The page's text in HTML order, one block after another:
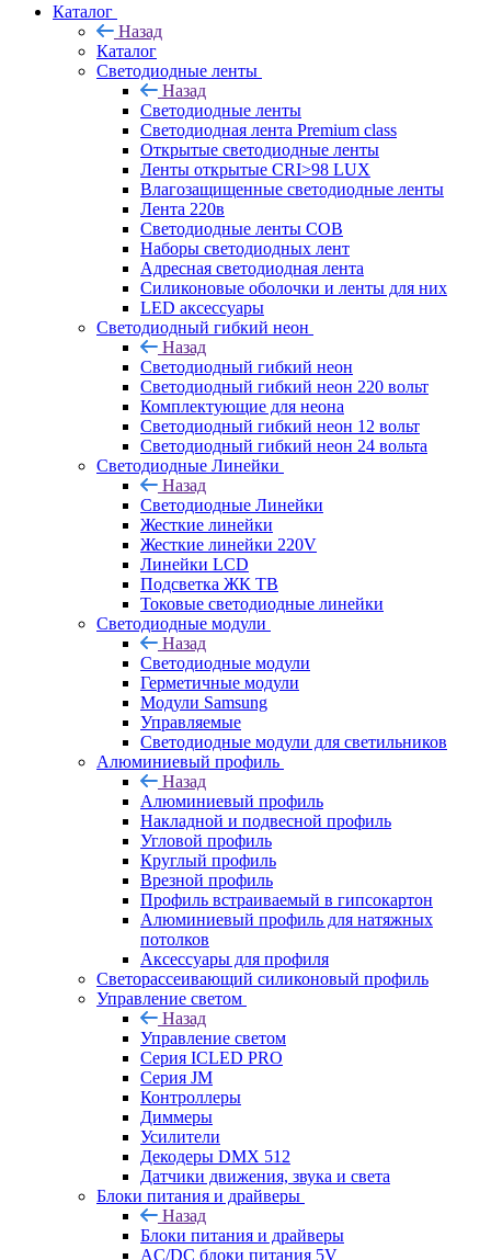
Каталог
Назад
Каталог
Светодиодные ленты
Назад
Светодиодные ленты
Светодиодная лента Premium class
Открытые светодиодные ленты
Ленты открытые CRI>98 LUX
Влагозащищенные светодиодные ленты
Лента 220в
Светодиодные ленты COB
Наборы светодиодных лент
Адресная светодиодная лента
Силиконовые оболочки и ленты для них
LED аксессуары
Светодиодный гибкий неон
Назад
Светодиодный гибкий неон
Светодиодный гибкий неон 220 вольт
Комплектующие для неона
Светодиодный гибкий неон 12 вольт
Светодиодный гибкий неон 24 вольта
Светодиодные Линейки
Назад
Светодиодные Линейки
Жесткие линейки
Жесткие линейки 220V
Линейки LCD
Подсветка ЖК ТВ
Токовые светодиодные линейки
Светодиодные модули
Назад
Светодиодные модули
Герметичные модули
Модули Samsung
Управляемые
Светодиодные модули для светильников
Алюминиевый профиль
Назад
Алюминиевый профиль
Накладной и подвесной профиль
Угловой профиль
Круглый профиль
Врезной профиль
Профиль встраиваемый в гипсокартон
Алюминиевый профиль для натяжных
потолков
Аксессуары для профиля
Светорассеивающий силиконовый профиль
Управление светом
Назад
Управление светом
Серия ICLED PRO
Серия JM
Контроллеры
Диммеры
Усилители
Декодеры DMX 512
Датчики движения, звука и света
Блоки питания и драйверы
Назад
Блоки питания и драйверы
AC/DC блоки питания 5V